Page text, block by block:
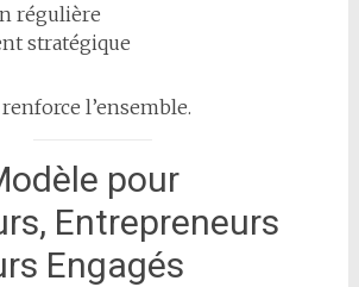
régulière
stratégique
l’ensemble.
pour
Entrepreneurs
Engagés